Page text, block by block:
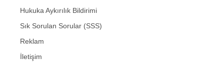
Hukuka Aykırılık Bildirimi
Sık Sorulan Sorular (SSS)
Reklam
İletişim